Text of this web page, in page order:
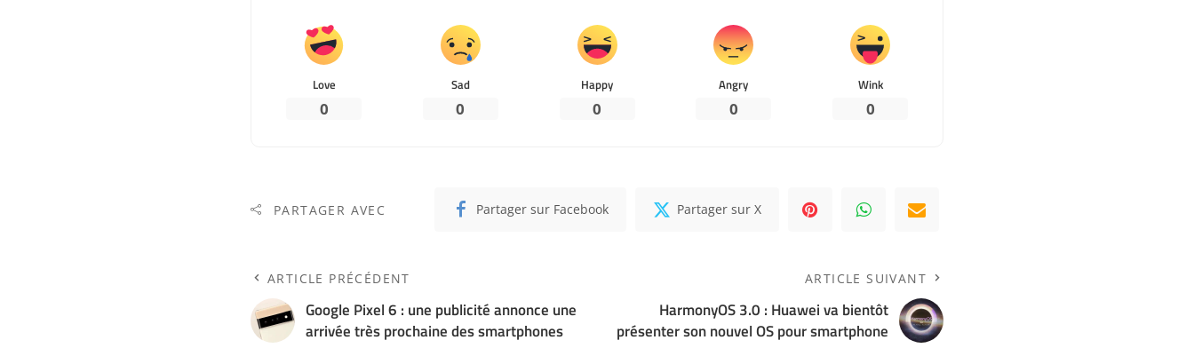
Love
0
Sad
0
Happy
0
Angry
0
Wink
0
PARTAGER AVEC Partager sur Facebook Partager sur X
ARTICLE PRÉCÉDENT
Google Pixel 6 : une publicité annonce une
arrivée très prochaine des smartphones
ARTICLE SUIVANT
HarmonyOS 3.0 : Huawei va bientôt
présenter son nouvel OS pour smartphone